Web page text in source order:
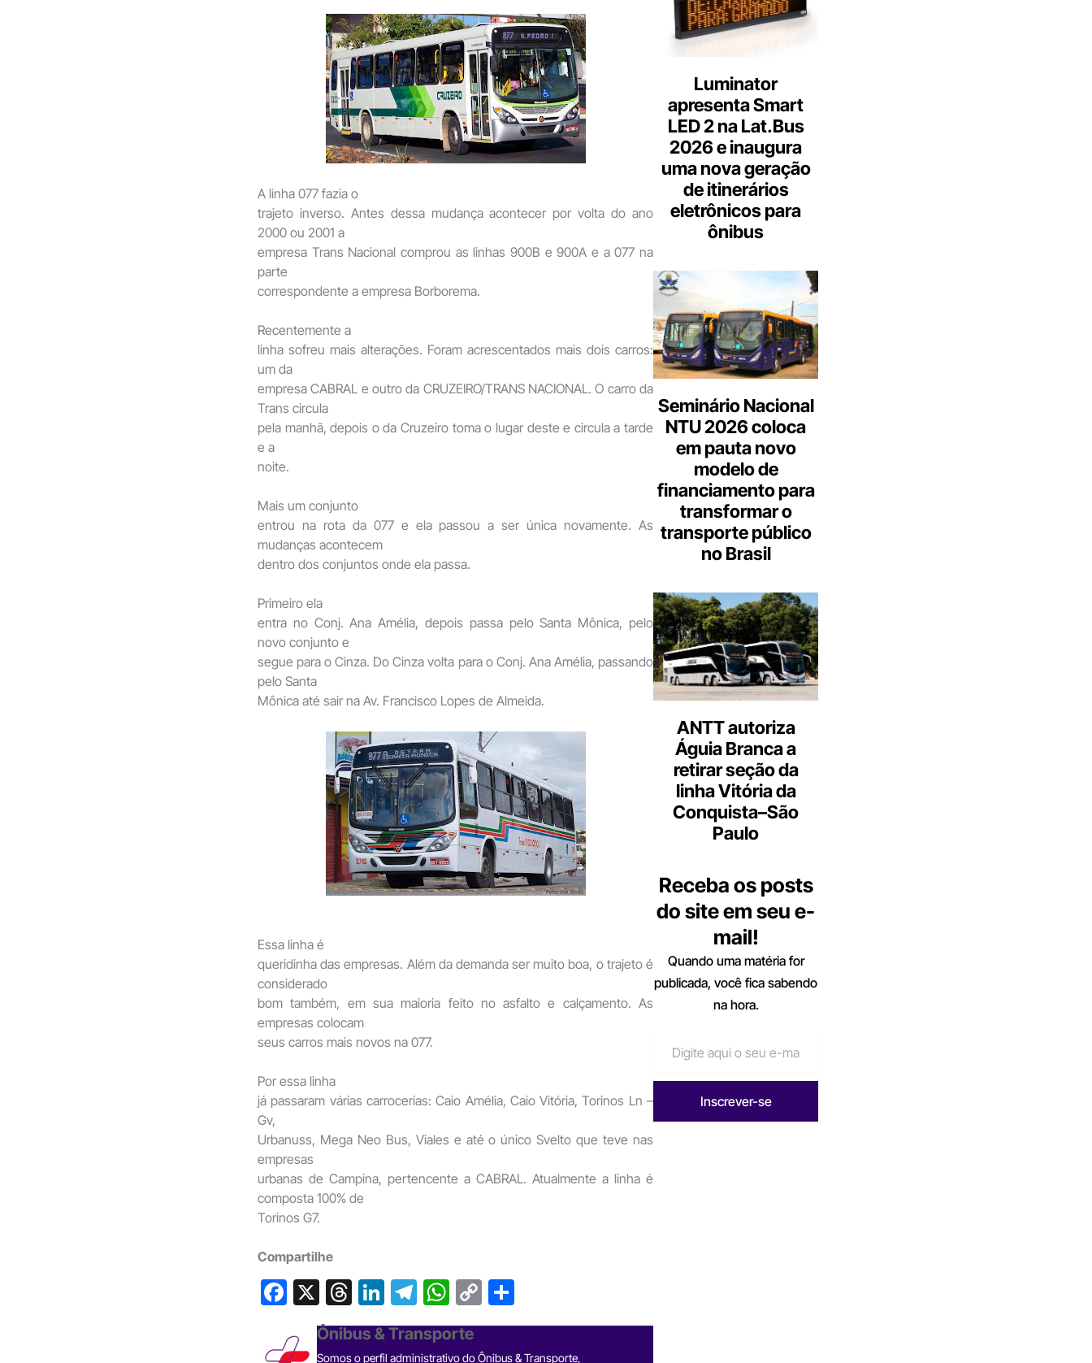
A linha 077 fazia o
trajeto inverso. Antes dessa mudança acontecer por volta do ano
2000 ou 2001 a
empresa Trans Nacional comprou as linhas 900B e 900A e a 077 na
parte
correspondente a empresa Borborema.
Recentemente a
linha sofreu mais alterações. Foram acrescentados mais dois carros:
um da
empresa CABRAL e outro da CRUZEIRO/TRANS NACIONAL. O carro da
Trans circula
pela manhã, depois o da Cruzeiro toma o lugar deste e circula a tarde
e a
noite.
Mais um conjunto
entrou na rota da 077 e ela passou a ser única novamente. As
mudanças acontecem
dentro dos conjuntos onde ela passa.
Primeiro ela
entra no Conj. Ana Amélia, depois passa pelo Santa Mônica, pelo
novo conjunto e
segue para o Cinza. Do Cinza volta para o Conj. Ana Amélia, passando
pelo Santa
Mônica até sair na Av. Francisco Lopes de Almeida.
Essa linha é
queridinha das empresas. Além da demanda ser muito boa, o trajeto é
considerado
bom também, em sua maioria feito no asfalto e calçamento. As
empresas colocam
seus carros mais novos na 077.
Por essa linha
já passaram várias carrocerias: Caio Amélia, Caio Vitória, Torinos Ln –
Gv,
Urbanuss, Mega Neo Bus, Viales e até o único Svelto que teve nas
empresas
urbanas de Campina, pertencente a CABRAL. Atualmente a linha é
composta 100% de
Torinos G7.
Compartilhe
F
c
X
T
hr
e
Li
n
ke
T
el
e
W
h
at
C
o
p
h
Ônibus & Transporte
Somos o perfil administrativo do Ônibus & Transporte,
Luminator
apresenta Smart
LED 2 na Lat.Bus
2026 e inaugura
uma nova geração
de itinerários
eletrônicos para
ônibus
Seminário Nacional
NTU 2026 coloca
em pauta novo
modelo de
financiamento para
transformar o
transporte público
no Brasil
ANTT autoriza
Águia Branca a
retirar seção da
linha Vitória da
Conquista–São
Paulo
Receba os posts
do site em seu e-
mail!
Quando uma matéria for
publicada, você fica sabendo
na hora.
Inscrever-se